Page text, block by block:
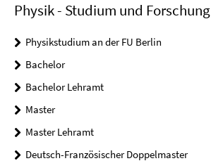
Physik - Studium und Forschung
Physikstudium an der FU Berlin
Bachelor
Bachelor Lehramt
Master
Master Lehramt
Deutsch-Französischer Doppelmaster